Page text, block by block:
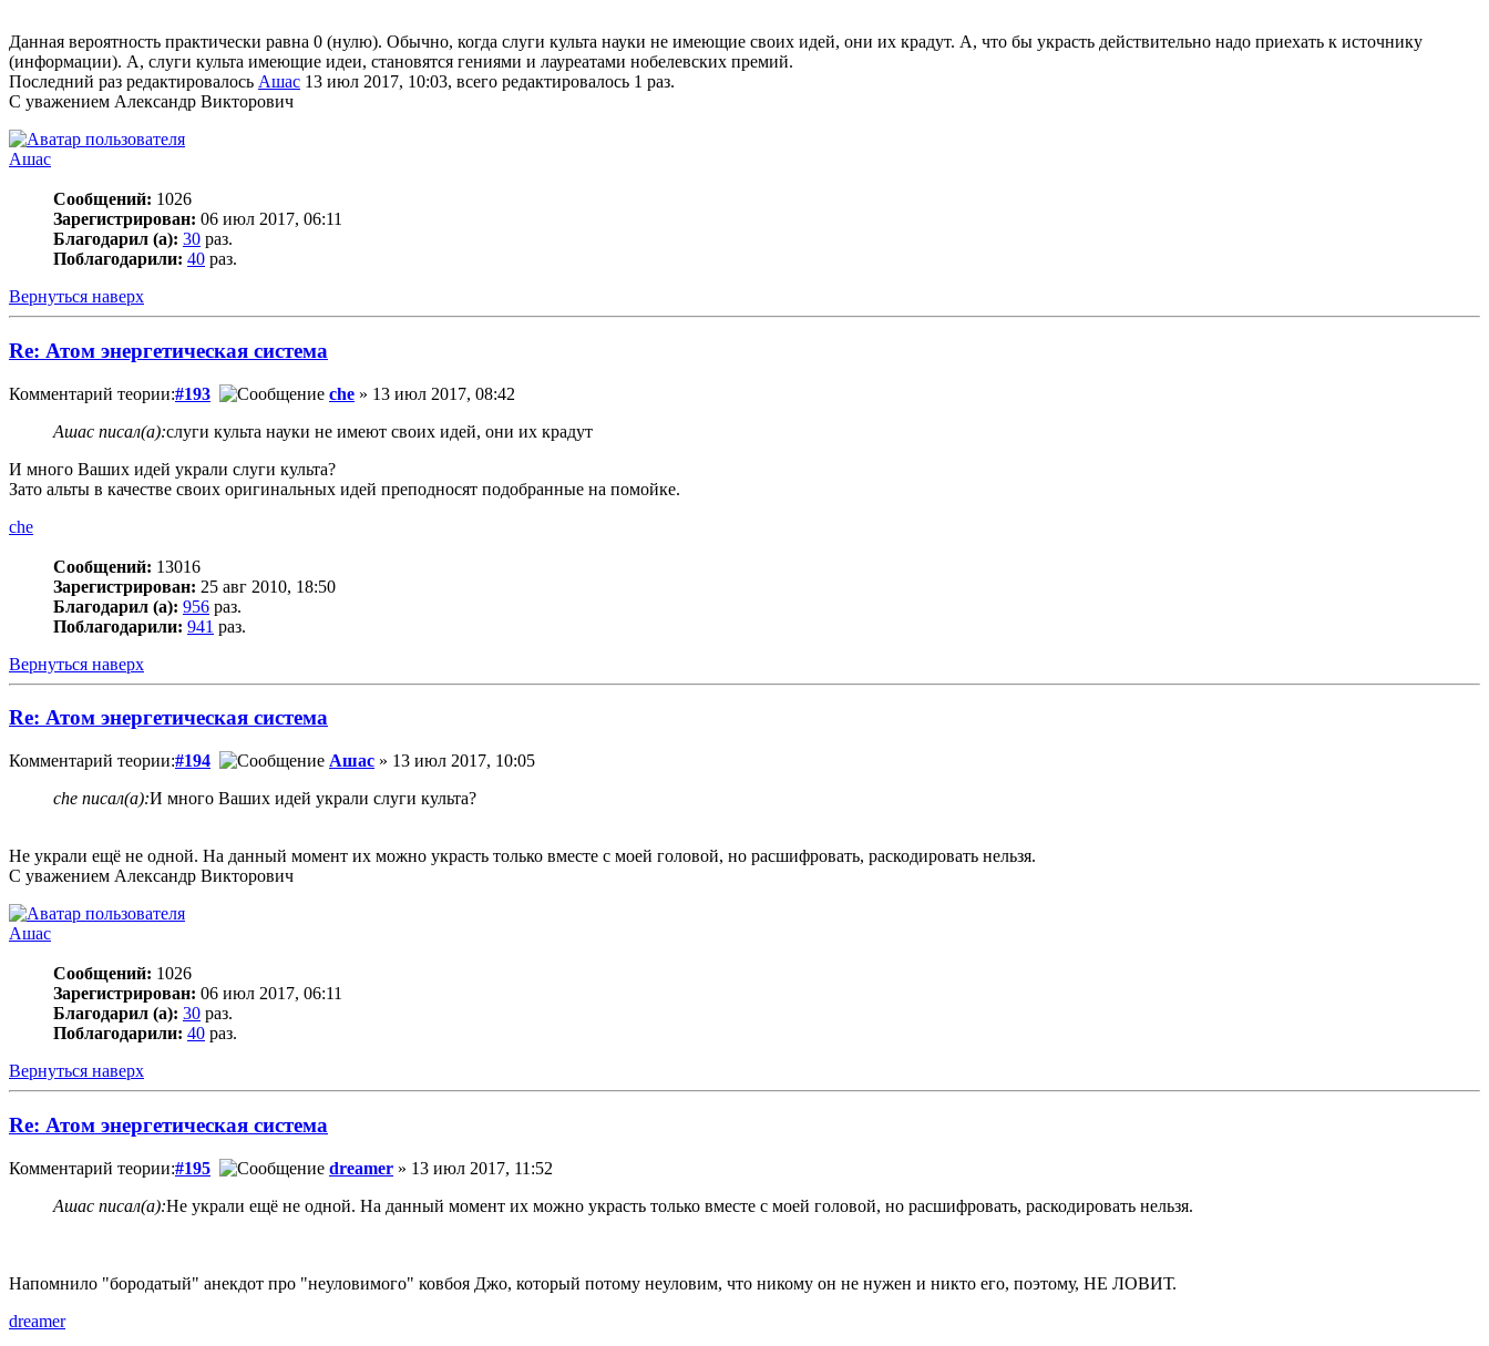
Данная вероятность практически равна 0 (нулю). Обычно, когда слуги культа науки не имеющие своих идей, они их крадут. А, что бы украсть действительно надо приехать к источнику
(информации). А, слуги культа имеющие идеи, становятся гениями и лауреатами нобелевских премий.
Последний раз редактировалось Ашас 13 июл 2017, 10:03, всего редактировалось 1 раз.
С уважением Александр Викторович
Ашас
Сообщений: 1026
Зарегистрирован: 06 июл 2017, 06:11
Благодарил (а): 30 раз.
Поблагодарили: 40 раз.
Вернуться наверх
Re: Атом энергетическая система
Комментарий теории:#193 che » 13 июл 2017, 08:42
Ашас писал(а):слуги культа науки не имеют своих идей, они их крадут
И много Ваших идей украли слуги культа?
Зато альты в качестве своих оригинальных идей преподносят подобранные на помойке.
che
Сообщений: 13016
Зарегистрирован: 25 авг 2010, 18:50
Благодарил (а): 956 раз.
Поблагодарили: 941 раз.
Вернуться наверх
Re: Атом энергетическая система
Комментарий теории:#194 Ашас » 13 июл 2017, 10:05
che писал(а):И много Ваших идей украли слуги культа?
Не украли ещё не одной. На данный момент их можно украсть только вместе с моей головой, но расшифровать, раскодировать нельзя.
С уважением Александр Викторович
Ашас
Сообщений: 1026
Зарегистрирован: 06 июл 2017, 06:11
Благодарил (а): 30 раз.
Поблагодарили: 40 раз.
Вернуться наверх
Re: Атом энергетическая система
Комментарий теории:#195 dreamer » 13 июл 2017, 11:52
Ашас писал(а):Не украли ещё не одной. На данный момент их можно украсть только вместе с моей головой, но расшифровать, раскодировать нельзя.
Напомнило "бородатый" анекдот про "неуловимого" ковбоя Джо, который потому неуловим, что никому он не нужен и никто его, поэтому, НЕ ЛОВИТ.
dreamer